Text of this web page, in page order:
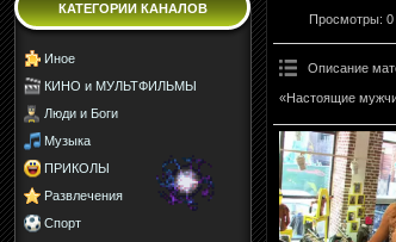
КАТЕГОРИИ КАНАЛОВ
Иное
КИНО и МУЛЬТФИЛЬМЫ
Люди и Боги
Музыка
ПРИКОЛЫ
Развлечения
Спорт
Просмотры: 0
Описание
«Настоящие